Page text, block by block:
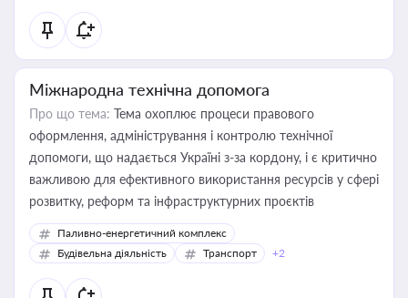
Міжнародна технічна допомога
Про що тема: Тема охоплює процеси правового
оформлення, адміністрування і контролю технічної
допомоги, що надається Україні з-за кордону, і є критично
важливою для ефективного використання ресурсів у сфері
розвитку, реформ та інфраструктурних проєктів
Паливно-енергетичний комплекс
Будівельна діяльність
Транспорт +2